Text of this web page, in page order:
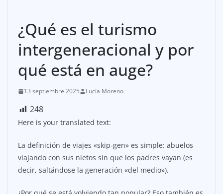
¿Qué es el turismo
intergeneracional y por
qué está en auge?
13 septiembre 2025 Lucía Moreno
248
Here is your translated text:
La definición de viajes «skip-gen» es simple: abuelos
viajando con sus nietos sin que los padres vayan (es
decir, saltándose la generación «del medio»).